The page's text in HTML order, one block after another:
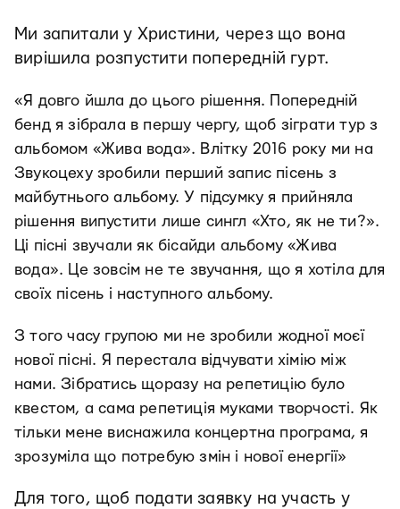
Ми запитали у Христини, через що вона
вирішила розпустити попередній гурт.
«Я довго йшла до цього рішення. Попередній
бенд я зібрала в першу чергу, щоб зіграти тур з
альбомом «Жива вода». Влітку 2016 року ми на
Звукоцеху зробили перший запис пісень з
майбутнього альбому. У підсумку я прийняла
рішення випустити лише сингл «Хто, як не ти?».
Ці пісні звучали як бісайди альбому «Жива
вода». Це зовсім не те звучання, що я хотіла для
своїх пісень і наступного альбому.
З того часу групою ми не зробили жодної моєї
нової пісні. Я перестала відчувати хімію між
нами. Зібратись щоразу на репетицію було
квестом, а сама репетиція муками творчості. Як
тільки мене виснажила концертна програма, я
зрозуміла що потребую змін і нової енергії»
Для того, щоб подати заявку на участь у